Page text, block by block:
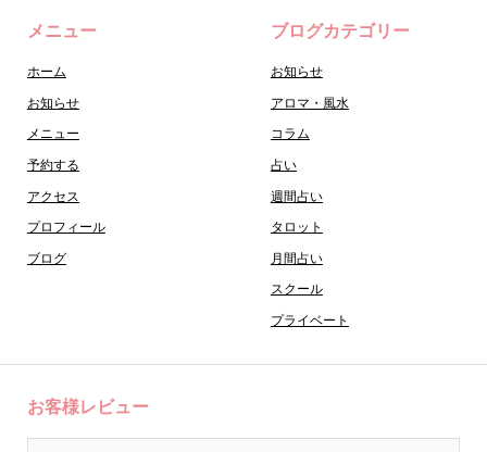
メニュー
ホーム
お知らせ
メニュー
予約する
アクセス
プロフィール
ブログ
ブログカテゴリー
お知らせ
アロマ・風水
コラム
占い
週間占い
タロット
月間占い
スクール
プライベート
お客様レビュー